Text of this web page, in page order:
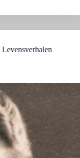
Levensverhalen